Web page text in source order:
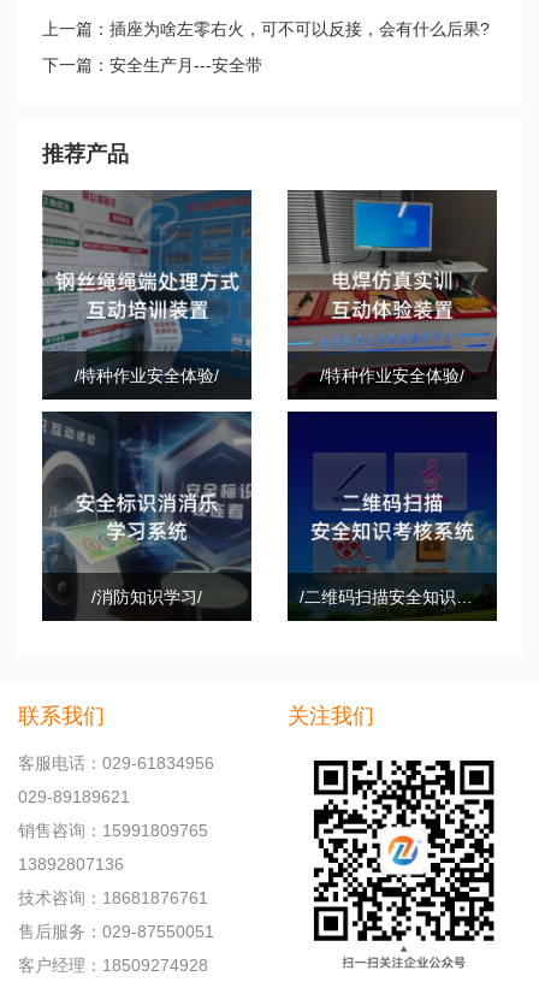
上一篇：插座为啥左零右火，可不可以反接，会有什么后果?
下一篇：安全生产月---安全带
推荐产品
/特种作业安全体验/ /特种作业安全体验/
/消防知识学习/ /二维码扫描安全知识考核系统/
联系我们
客服电话：029-61834956
029-89189621
销售咨询：15991809765
13892807136
技术咨询：18681876761
售后服务：029-87550051
客户经理：18509274928
关注我们